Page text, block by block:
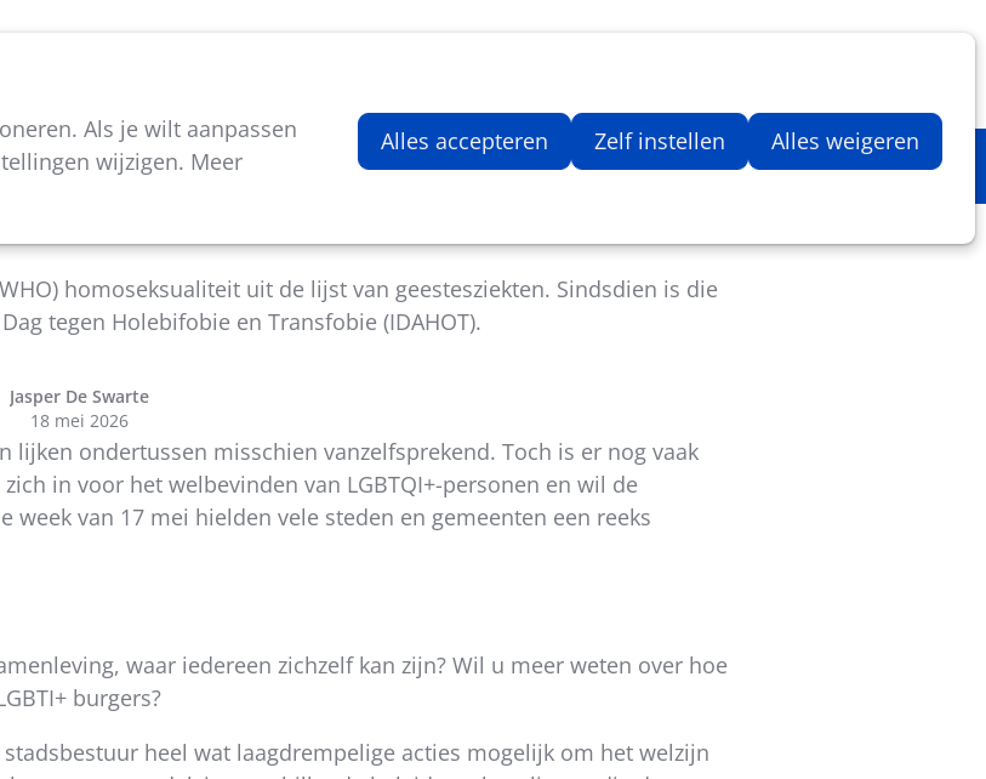
Als je wilt aanpassen
wijzigen. Meer
Alles accepteren Zelf instellen Alles weigeren
Aantal artikelen in
IDAHOT binnen het lokaal sportbeleid
homoseksualiteit uit de lijst van geestesziekten. Sindsdien is die
tegen Holebifobie en Transfobie (IDAHOT).
Jasper De Swarte
18 mei 2026
ondertussen misschien vanzelfsprekend. Toch is er nog vaak
in voor het welbevinden van LGBTQI+-personen en wil de
van 17 mei hielden vele steden en gemeenten een reeks
waar iedereen zichzelf kan zijn? Wil u meer weten over hoe
burgers?
heel wat laagdrempelige acties mogelijk om het welzijn